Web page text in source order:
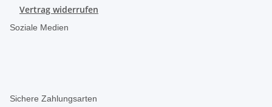
Vertrag widerrufen
Soziale Medien
Sichere Zahlungsarten